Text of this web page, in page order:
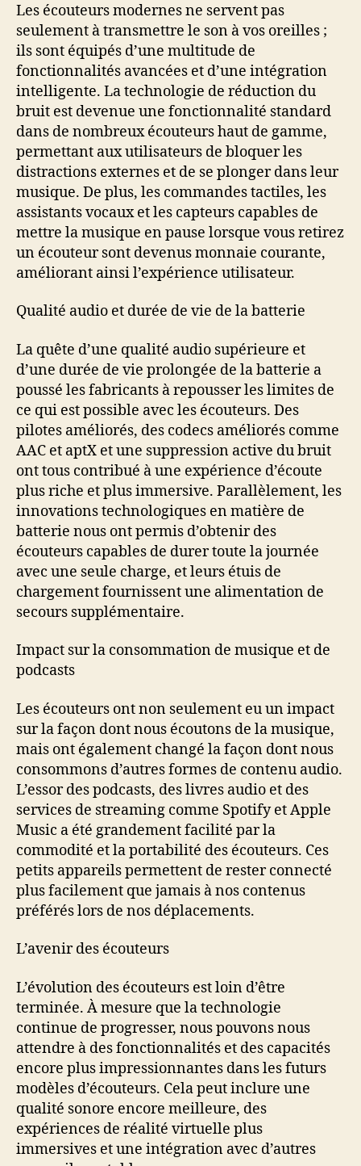
Les écouteurs modernes ne servent pas
seulement à transmettre le son à vos oreilles ;
ils sont équipés d’une multitude de
fonctionnalités avancées et d’une intégration
intelligente. La technologie de réduction du
bruit est devenue une fonctionnalité standard
dans de nombreux écouteurs haut de gamme,
permettant aux utilisateurs de bloquer les
distractions externes et de se plonger dans leur
musique. De plus, les commandes tactiles, les
assistants vocaux et les capteurs capables de
mettre la musique en pause lorsque vous retirez
un écouteur sont devenus monnaie courante,
améliorant ainsi l’expérience utilisateur.
Qualité audio et durée de vie de la batterie
La quête d’une qualité audio supérieure et
d’une durée de vie prolongée de la batterie a
poussé les fabricants à repousser les limites de
ce qui est possible avec les écouteurs. Des
pilotes améliorés, des codecs améliorés comme
AAC et aptX et une suppression active du bruit
ont tous contribué à une expérience d’écoute
plus riche et plus immersive. Parallèlement, les
innovations technologiques en matière de
batterie nous ont permis d’obtenir des
écouteurs capables de durer toute la journée
avec une seule charge, et leurs étuis de
chargement fournissent une alimentation de
secours supplémentaire.
Impact sur la consommation de musique et de
podcasts
Les écouteurs ont non seulement eu un impact
sur la façon dont nous écoutons de la musique,
mais ont également changé la façon dont nous
consommons d’autres formes de contenu audio.
L’essor des podcasts, des livres audio et des
services de streaming comme Spotify et Apple
Music a été grandement facilité par la
commodité et la portabilité des écouteurs. Ces
petits appareils permettent de rester connecté
plus facilement que jamais à nos contenus
préférés lors de nos déplacements.
L’avenir des écouteurs
L’évolution des écouteurs est loin d’être
terminée. À mesure que la technologie
continue de progresser, nous pouvons nous
attendre à des fonctionnalités et des capacités
encore plus impressionnantes dans les futurs
modèles d’écouteurs. Cela peut inclure une
qualité sonore encore meilleure, des
expériences de réalité virtuelle plus
immersives et une intégration avec d’autres